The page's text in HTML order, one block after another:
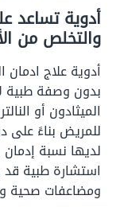
أدوية تساعد
والتخلص من
أدوية علاج
بدون وصفة طبية
الميثادون أو
للمريض بناءً على
لديها نسبة
استشارة طبية قد
ومضاعفات صحية